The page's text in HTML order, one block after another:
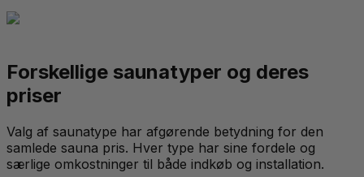
Forskellige saunatyper og deres
priser
Valg af saunatype har afgørende betydning for den
samlede sauna pris. Hver type har sine fordele og
særlige omkostninger til både indkøb og installation.